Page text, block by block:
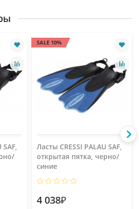
SAF,
SALE 10%
Ласты CRESSI PALAU SAF,
открытая пятка, черно/
синие
4 038₽